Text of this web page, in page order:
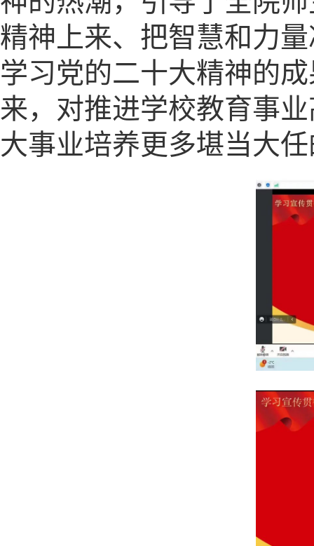
精神上来、把智慧和力
学习党的二十大精神的
来，对推进学校教育事
大事业培养更多堪当大